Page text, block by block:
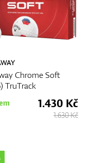
Chrome Soft
TruTrack
1.430 Kč
1.630 Kč